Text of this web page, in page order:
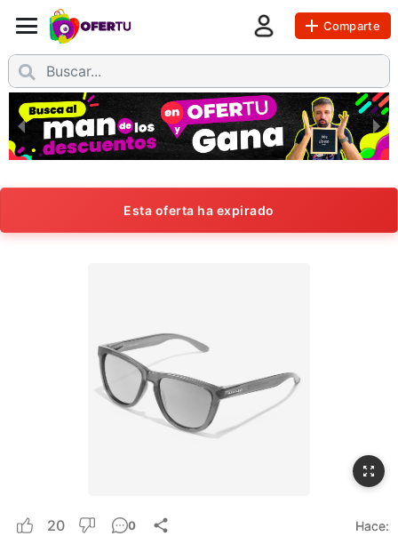
Comparte
Esta oferta ha expirado
20 0 Hace: